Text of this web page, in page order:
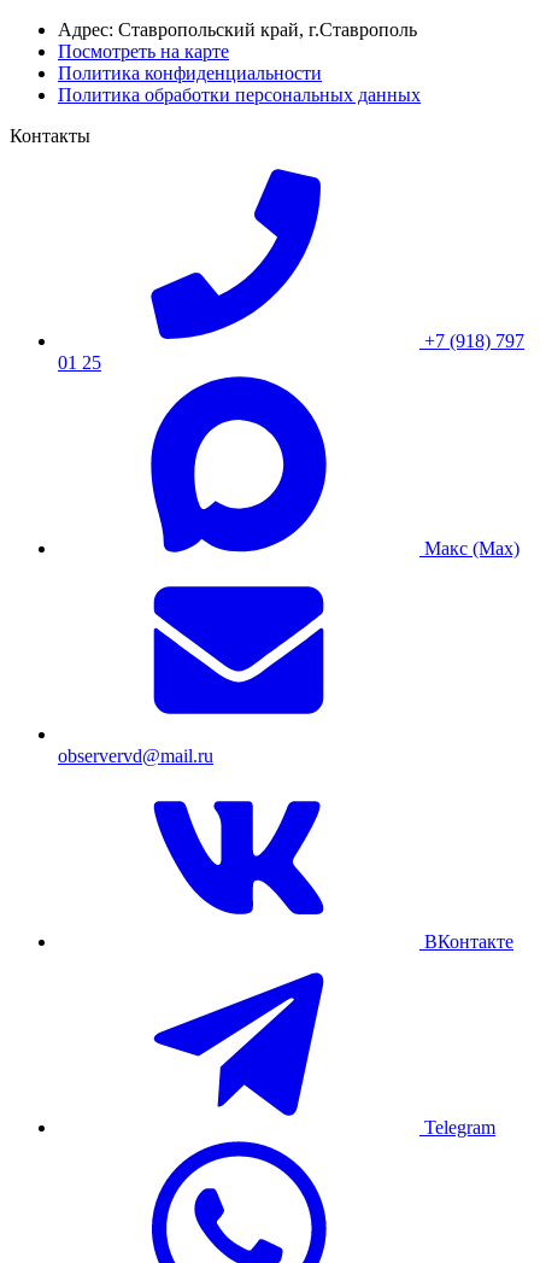
Адрес: Ставропольский край, г.Ставрополь
Посмотреть на карте
Политика конфиденциальности
Политика обработки персональных данных
Контакты
+7 (918) 797
01 25
Макс (Max)
observervd@mail.ru
ВКонтакте
Telegram